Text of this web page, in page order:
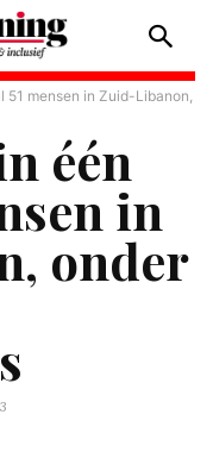
51 mensen in Zuid-Libanon,
één
in
onder